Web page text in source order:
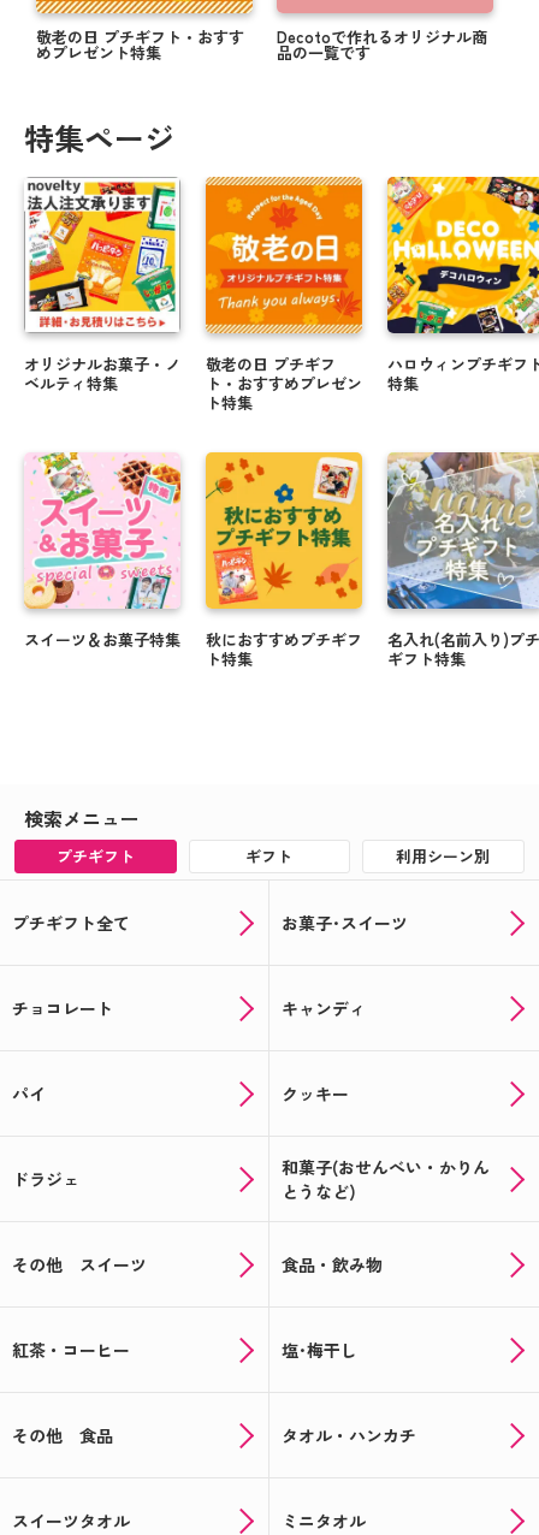
敬老の日 プチギフト・おすす
めプレゼント特集
Decotoで作れるオリジナル商
品の一覧です
特集ページ
オリジナルお菓子・ノ
ベルティ特集
スイーツ＆お菓子特集
敬老の日 プチギフ
ト・おすすめプレゼン
ト特集
秋におすすめプチギフ
ト特集
ハロウィンプチギフ
特集
名入れ(名前入り)プチ
ギフト特集
検索メニュー
プチギフト ギフト 利用シーン別
プチギフト全て お菓子･スイーツ
チョコレート キャンディ
パイ クッキー
ドラジェ
和菓子(おせんべい・かりん
とうなど)
その他 スイーツ 食品・飲み物
紅茶・コーヒー 塩･梅干し
その他 食品 タオル・ハンカチ
スイーツタオル ミニタオル